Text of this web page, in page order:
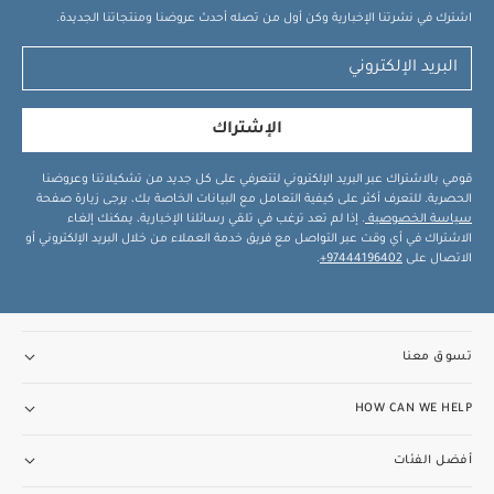
اشترك في نشرتنا الإخبارية وكن أول من تصله أحدث عروضنا ومنتجاتنا الجديدة.
الإشتراك
قومي بالاشتراك عبر البريد الإلكتروني لتتعرفي على كل جديد من تشكيلاتنا وعروضنا
الحصرية. للتعرف أكثر على كيفية التعامل مع البيانات الخاصة بك، يرجى زيارة صفحة
سياسة الخصوصية . إذا لم تعد ترغب في تلقي رسائلنا الإخبارية، يمكنك إلغاء
الاشتراك في أي وقت عبر التواصل مع فريق خدمة العملاء من خلال البريد الإلكتروني أو
الاتصال على 97444196402+
.
تسوق معنا
HOW CAN WE HELP
أفضل الفئات